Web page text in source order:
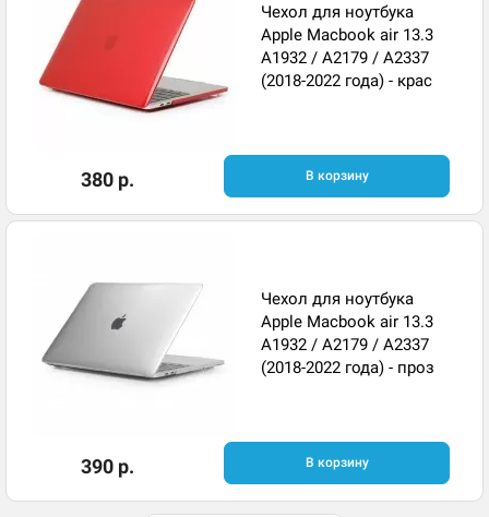
Чехол для ноутбука
Apple Macbook air 13.3
A1932 / A2179 / A2337
(2018-2022 года) - крас
380 р. В корзину
Чехол для ноутбука
Apple Macbook air 13.3
A1932 / A2179 / A2337
(2018-2022 года) - проз
390 р. В корзину